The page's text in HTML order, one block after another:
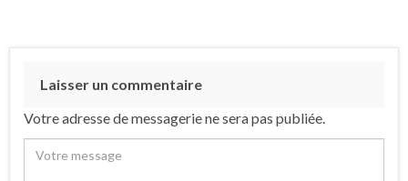
Laisser un commentaire
Votre adresse de messagerie ne sera pas publiée.